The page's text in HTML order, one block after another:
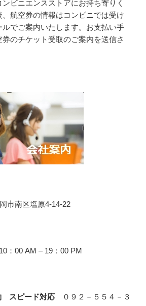
ビニエンスストアにお持ち寄りく
航空券の情報はコンビニでは受け
でご案内いたします。お支払い手
のチケット受取のご案内を送信さ
市南区塩原4-14-22
：00 AM – 19：00 PM
スピード対応
０９２－５５４－３